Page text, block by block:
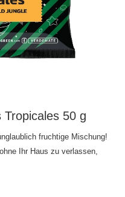
50 g
fruchtige Mischung!
Ihr Haus zu verlassen,